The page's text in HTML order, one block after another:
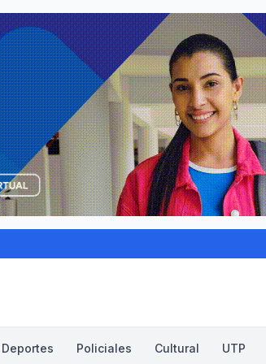
Deportes Policiales Cultural UTP